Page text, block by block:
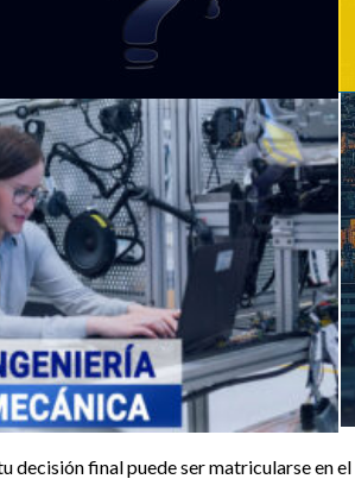
decisión final puede ser matricularse en el